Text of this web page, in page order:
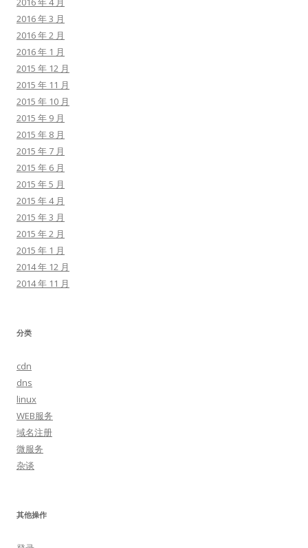
2016 年 3 月
2016 年 2 月
2016 年 1 月
2015 年 12 月
2015 年 11 月
2015 年 10 月
2015 年 9 月
2015 年 8 月
2015 年 7 月
2015 年 6 月
2015 年 5 月
2015 年 4 月
2015 年 3 月
2015 年 2 月
2015 年 1 月
2014 年 12 月
2014 年 11 月
分类
cdn
dns
linux
WEB服务
域名注册
微服务
杂谈
其他操作